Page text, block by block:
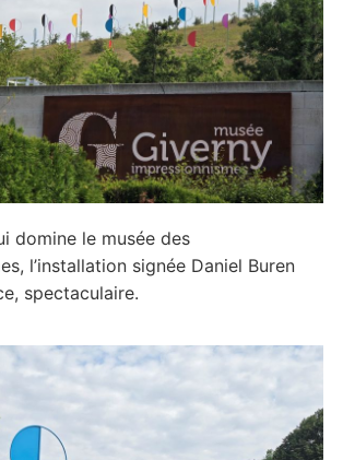
domine le musée des
l’installation signée Daniel Buren
spectaculaire.